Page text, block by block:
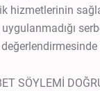
hizmetlerinin
SÖYLEMİ